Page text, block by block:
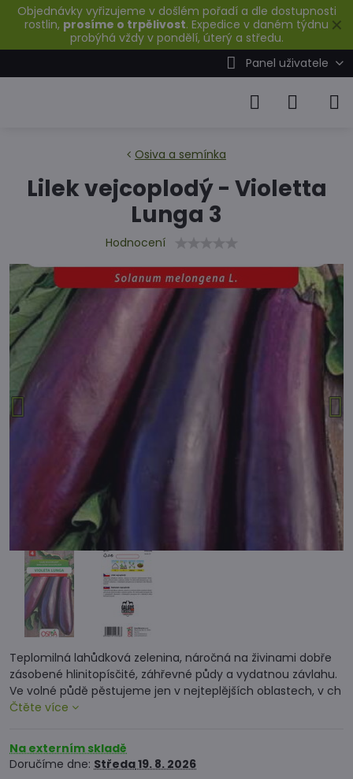
✕
Objednávky vyřizujeme v došlém pořadí a dle dostupnosti
rostlin, prosíme o trpělivost. Expedice v daném týdnu
probýhá vždy v pondělí, úterý a středu.
Panel uživatele
Osiva a semínka
Lilek vejcoplodý - Violetta
Lunga 3
Hodnocení
Teplomilná lahůdková zelenina, náročná na živinami dobře
zásobené hlinitopísčité, záhřevné půdy a vydatnou závlahu.
Ve volné půdě pěstujeme jen v nejteplějších oblastech, v ch
Čtěte více
Na externím skladě
Doručíme dne: Středa19. 8. 2026